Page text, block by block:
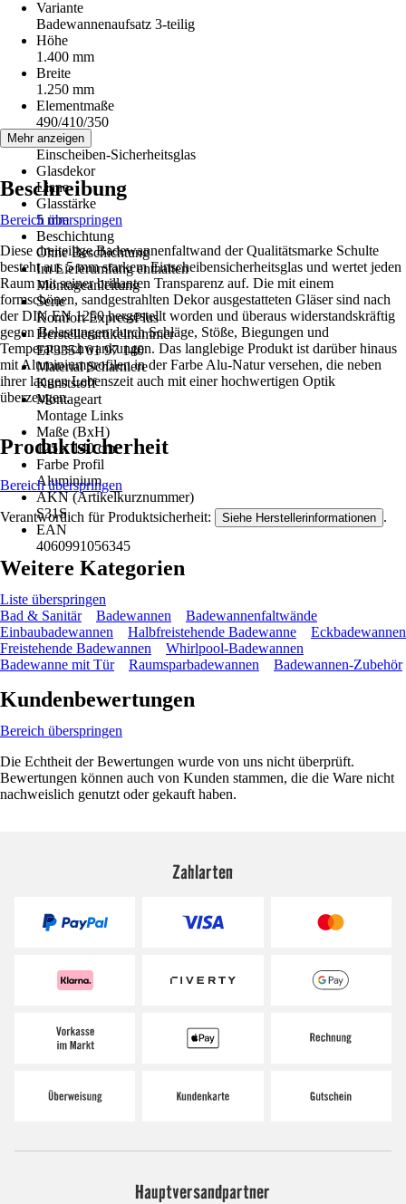
Variante
Badewannenaufsatz 3-teilig
Höhe
1.400 mm
Breite
1.250 mm
Elementmaße
490/410/350
Glasart
Einscheiben-Sicherheitsglas
Glasdekor
Liane
Glasstärke
5 mm
Beschichtung
Ohne Beschichtung
Im Lieferumfang enthalten
Montageanleitung
Serie
Komfort ExpressPlus
Herstellerartikelnummer
EP3354 01 97 140
Material Scharniere
Kunststoff
Montageart
Montage Links
Maße (BxH)
125 x 140 cm
Farbe Profil
Aluminium
AKN (Artikelkurznummer)
S31S
EAN
4060991056345
Mehr anzeigen
Beschreibung
Bereich überspringen
Diese dreiteilige Badewannenfaltwand der Qualitätsmarke Schulte
besteht aus 5 mm starkem Einscheibensicherheitsglas und wertet jeden
Raum mit seiner brillanten Transparenz auf. Die mit einem
formschönen, sandgestrahlten Dekor ausgestatteten Gläser sind nach
der DIN EN 1250 hergestellt worden und überaus widerstandskräftig
gegen Belastungen durch Schläge, Stöße, Biegungen und
Temperaturschwankungen. Das langlebige Produkt ist darüber hinaus
mit Aluminiumprofilen in der Farbe Alu-Natur versehen, die neben
ihrer langen Lebenszeit auch mit einer hochwertigen Optik
überzeugen.
Produktsicherheit
Bereich überspringen
Verantwortlich für Produktsicherheit: Siehe Herstellerinformationen .
Weitere Kategorien
Liste überspringen
Bad & Sanitär
Badewannen
Badewannenfaltwände
Einbaubadewannen
Halbfreistehende Badewanne
Eckbadewannen
Freistehende Badewannen
Whirlpool-Badewannen
Badewanne mit Tür
Raumsparbadewannen Badewannen-Zubehör
Kundenbewertungen
Bereich überspringen
Die Echtheit der Bewertungen wurde von uns nicht überprüft.
Bewertungen können auch von Kunden stammen, die die Ware nicht
nachweislich genutzt oder gekauft haben.
Zahlarten
Hauptversandpartner